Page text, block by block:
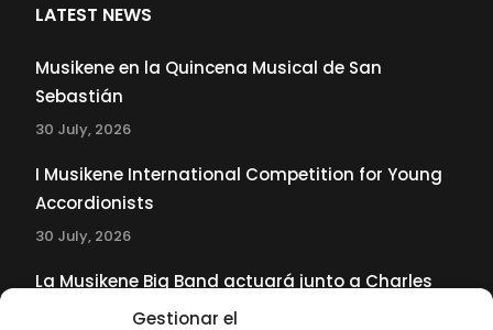
Gestionar el
LATEST NEWS
Musikene en la Quincena Musical de San
Sebastián
30 July, 2026
I Musikene International Competition for Young
Accordionists
30 July, 2026
La Musikene Big Band actuará junto a Charles
Tolliver en el 61 Jazzaldia